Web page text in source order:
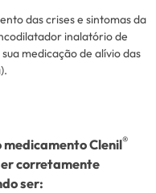
das crises e sintomas da
inalatório de
medicação de alívio das
Clenil®
corretamente
ser: